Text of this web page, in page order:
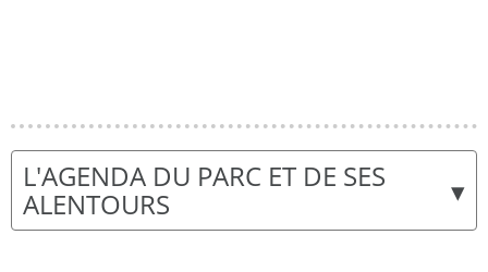
▾
L'AGENDA DU PARC ET DE SES
ALENTOURS